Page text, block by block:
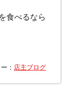
食べるなら
： 店主ブログ